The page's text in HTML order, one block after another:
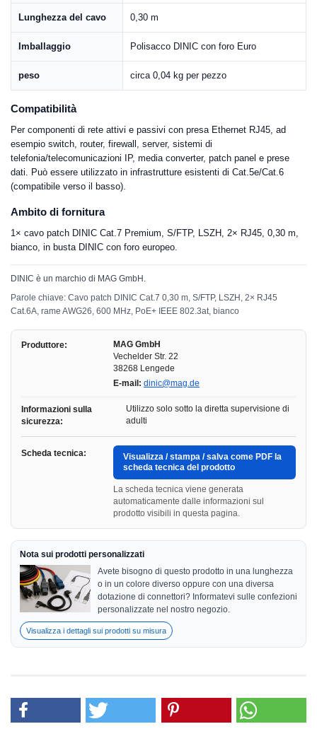
Lunghezza del cavo 0,30 m
Imballaggio Polisacco DINIC con foro Euro
peso circa 0,04 kg per pezzo
Compatibilità
Per componenti di rete attivi e passivi con presa Ethernet RJ45, ad
esempio switch, router, firewall, server, sistemi di
telefonia/telecomunicazioni IP, media converter, patch panel e prese
dati. Può essere utilizzato in infrastrutture esistenti di Cat.5e/Cat.6
(compatibile verso il basso).
Ambito di fornitura
1× cavo patch DINIC Cat.7 Premium, S/FTP, LSZH, 2× RJ45, 0,30 m,
bianco, in busta DINIC con foro europeo.
DINIC è un marchio di MAG GmbH.
Parole chiave: Cavo patch DINIC Cat.7 0,30 m, S/FTP, LSZH, 2× RJ45
Cat.6A, rame AWG26, 600 MHz, PoE+ IEEE 802.3at, bianco
Produttore:
MAG GmbH
Vechelder Str. 22
38268 Lengede
E-mail: dinic@mag.de
Informazioni sulla
sicurezza:
Utilizzo solo sotto la diretta supervisione di
adulti
Scheda tecnica:
Visualizza / stampa / salva come PDF la
scheda tecnica del prodotto
La scheda tecnica viene generata
automaticamente dalle informazioni sul
prodotto visibili in questa pagina.
Nota sui prodotti personalizzati
Avete bisogno di questo prodotto in una lunghezza
o in un colore diverso oppure con una diversa
dotazione di connettori? Informatevi sulle confezioni
personalizzate nel nostro negozio.
Visualizza i dettagli sui prodotti su misura